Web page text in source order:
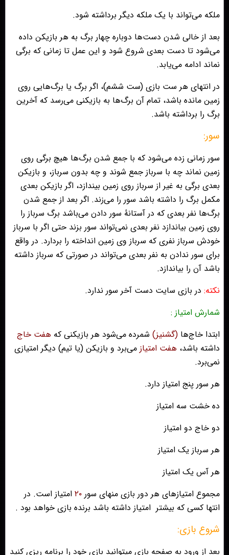
ملکه می‌تواند با یک ملکه دیگر برداشته شود.
بعد از خالی شدن دست‌ها دوباره چهار برگ به هر بازیکن داده
می‌شود تا دست بعدی شروع شود و این عمل تا زمانی که برگی
نماند ادامه می‌یابد.
در انتهای هر ست بازی (ست ششم)، اگر برگ یا برگ‌هایی روی
زمین مانده باشد، تمام آن برگ‌ها به بازیکنی می‌رسد که آخرین
برگ را برداشته باشد.
سور:
سور زمانی زده می‌شود که با جمع شدن برگ‌ها هیچ برگی روی
زمین نماند چه با سرباز جمع شوند و چه بدون سرباز، و بازیکن
بعدی برگی به غیر از سرباز روی زمین بیندازد، اگر بازیکن بعدی
مکمل برگ را داشته باشد سور را می‌زند. اگر بعد از جمع شدن
برگ‌ها نفر بعدی که در آستانهٔ سور دادن می‌باشد برگ سرباز را
روی زمین بیاندازد نفر بعدی نمی‌تواند سور بزند حتی اگر با سرباز
خودش سرباز نفری که سرباز وی زمین انداخته را بردارد. در واقع
برای سور ندادن به نفر بعدی می‌تواند در صورتی که سرباز داشته
باشد آن را بیاندازد.
نکته: در بازی سایت دست آخر سور ندارد.
شمارش امتیاز :
ابتدا خاج‌ها (گشنیز) شمرده می‌شود هر بازیکنی که هفت خاج
داشته باشد، هفت امتیاز می‌برد و بازیکن (یا تیم) دیگر امتیازی
نمی‌برد.
هر سور پنج امتیاز دارد.
ده خشت سه امتیاز
دو خاج دو امتیاز
هر سرباز یک امتیاز
هر آس یک امتیاز
مجموع امتیازهای هر دور بازی منهای سور ۲۰ امتیاز است. در
انتها کسی که بیشتر امتیاز داشته باشد برنده بازی خواهد بود .
شروع بازی:
بعد از ورود به صفحه بازی میتوانید بازی خود را برنامه ریزی کنید